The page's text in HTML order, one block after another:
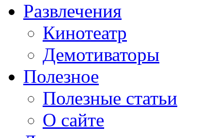
Развлечения
Кинотеатр
Демотиваторы
Полезное
Полезные статьи
О сайте